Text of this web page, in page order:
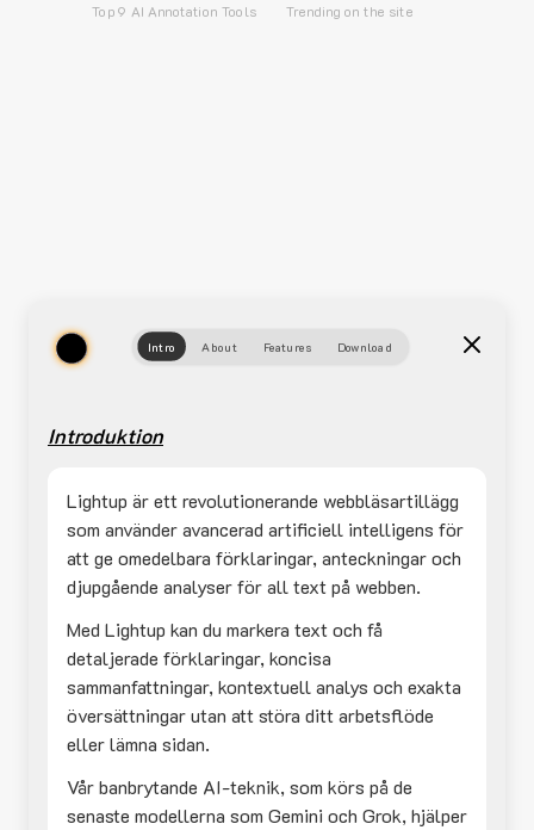
Top 9 AI Annotation Tools Trending on the site
Intro About Features Download
Introduktion
Lightup är ett revolutionerande webbläsartillägg
som använder avancerad artificiell intelligens för
att ge omedelbara förklaringar, anteckningar och
djupgående analyser för all text på webben.
Med Lightup kan du markera text och få
detaljerade förklaringar, koncisa
sammanfattningar, kontextuell analys och exakta
översättningar utan att störa ditt arbetsflöde
eller lämna sidan.
Vår banbrytande AI-teknik, som körs på de
senaste modellerna som Gemini och Grok, hjälper